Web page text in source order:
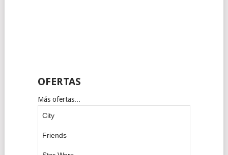
OFERTAS
Más ofertas...
City
Friends